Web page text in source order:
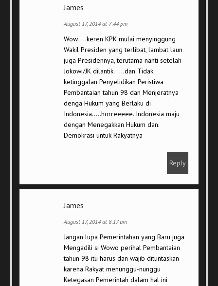
James
August 17, 2014 at 7:44 pm
Wow…..keren KPK mulai menyinggung
Wakil Presiden yang terlibat, lambat laun
juga Presidennya, terutama nanti setelah
Jokowi/JK dilantik……dan Tidak
ketinggalan Penyelidikan Peristiwa
Pembantaian tahun 98 dan Menjeratnya
denga Hukum yang Berlaku di
Indonesia…..horreeeee. Indonesia maju
dengan Menegakkan Hukum dan.
Demokrasi untuk Rakyatnya
Reply
James
August 17, 2014 at 8:17 pm
Jangan lupa Pemerintahan yang Baru juga
Mengadili si Wowo perihal Pembantaian
tahun 98 itu harus dan wajib dituntaskan
karena Rakyat menunggu-nunggu
Ketegasan Pemerintah dalam hal ini